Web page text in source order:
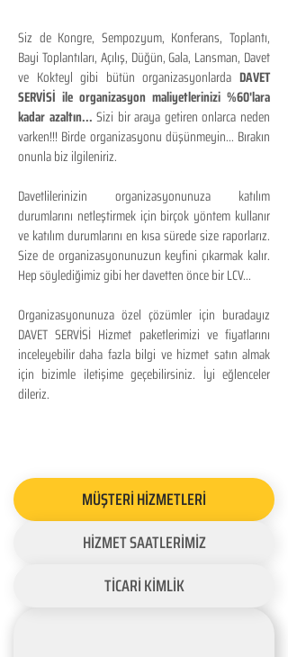
Siz de Kongre, Sempozyum, Konferans, Toplantı,
Bayi Toplantıları, Açılış, Düğün, Gala, Lansman, Davet
ve Kokteyl gibi bütün organizasyonlarda DAVET
SERVİSİ ile organizasyon maliyetlerinizi %60'lara
kadar azaltın...Sizi bir araya getiren onlarca neden
varken!!! Birde organizasyonu düşünmeyin... Bırakın
onunla biz ilgileniriz.
Davetlilerinizin organizasyonunuza katılım
durumlarını netleştirmek için birçok yöntem kullanır
ve katılım durumlarını en kısa sürede size raporlarız.
Size de organizasyonunuzun keyfini çıkarmak kalır.
Hep söylediğimiz gibi her davetten önce bir LCV...
Organizasyonunuza özel çözümler için buradayız
DAVET SERVİSİ Hizmet paketlerimizi ve fiyatlarını
inceleyebilir daha fazla bilgi ve hizmet satın almak
için bizimle iletişime geçebilirsiniz. İyi eğlenceler
dileriz.
MÜŞTERİ HİZMETLERİ
HİZMET SAATLERİMİZ
TİCARİ KİMLİK